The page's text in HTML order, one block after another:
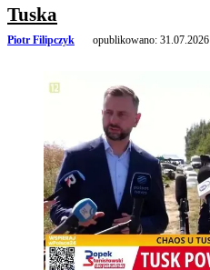
Tuska
Piotr Filipczyk opublikowano: 31.07.2026